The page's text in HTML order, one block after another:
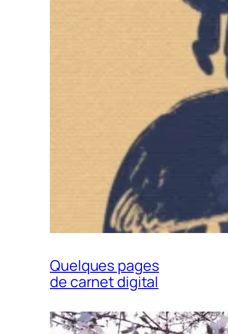
Quelques pages
de carnet digital